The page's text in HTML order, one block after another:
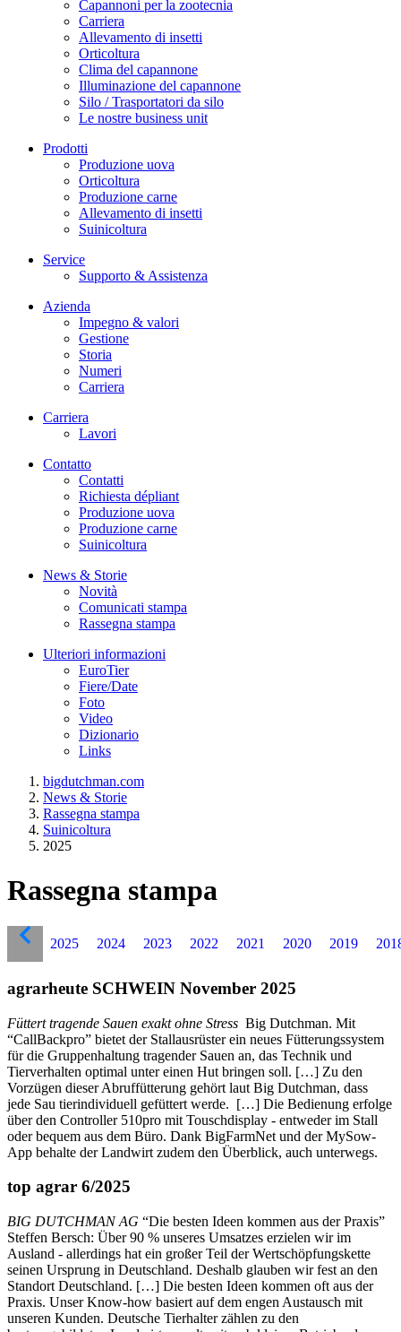
Capannoni per la zootecnia
Carriera
Allevamento di insetti
Orticoltura
Clima del capannone
Illuminazione del capannone
Silo / Trasportatori da silo
Le nostre business unit
Prodotti
Produzione uova
Orticoltura
Produzione carne
Allevamento di insetti
Suinicoltura
Service
Supporto & Assistenza
Azienda
Impegno & valori
Gestione
Storia
Numeri
Carriera
Carriera
Lavori
Contatto
Contatti
Richiesta dépliant
Produzione uova
Produzione carne
Suinicoltura
News & Storie
Novità
Comunicati stampa
Rassegna stampa
Ulteriori informazioni
EuroTier
Fiere/Date
Foto
Video
Dizionario
Links
bigdutchman.com
News & Storie
Rassegna stampa
Suinicoltura
2025
Rassegna stampa
2025 2024 2023 2022 2021 2020 2019
agrarheute SCHWEIN November 2025
Füttert tragende Sauen exakt ohne Stress Big Dutchman. Mit
“CallBackpro” bietet der Stallausrüster ein neues Fütterungssystem
für die Gruppenhaltung tragender Sauen an, das Technik und
Tierverhalten optimal unter einen Hut bringen soll. […] Zu den
Vorzügen dieser Abruffütterung gehört laut Big Dutchman, dass
jede Sau tierindividuell gefüttert werde. […] Die Bedienung erfolge
über den Controller 510pro mit Touschdisplay - entweder im Stall
oder bequem aus dem Büro. Dank BigFarmNet und der MySow-
App behalte der Landwirt zudem den Überblick, auch unterwegs.
top agrar 6/2025
BIG DUTCHMAN AG “Die besten Ideen kommen aus der Praxis”
Steffen Bersch: Über 90 % unseres Umsatzes erzielen wir im
Ausland - allerdings hat ein großer Teil der Wertschöpfungskette
seinen Ursprung in Deutschland. Deshalb glauben wir fest an den
Standort Deutschland. […] Die besten Ideen kommen oft aus der
Praxis. Unser Know-how basiert auf dem engen Austausch mit
unseren Kunden. Deutsche Tierhalter zählen zu den